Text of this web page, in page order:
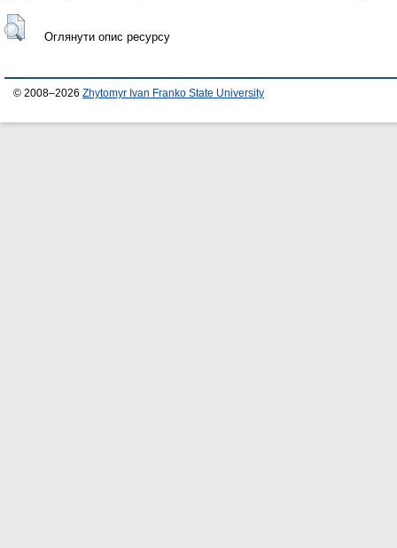
Оглянути опис ресурсу
© 2008–2026 Zhytomyr Ivan Franko State University